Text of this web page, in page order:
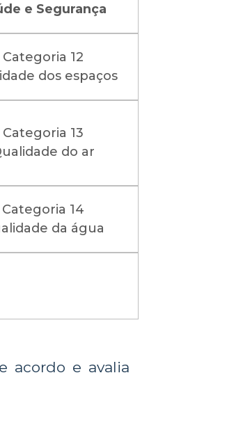
e Segurança
Categoria 12
dos espaços
Categoria 13
do ar
Categoria 14
da água
acordo e avalia